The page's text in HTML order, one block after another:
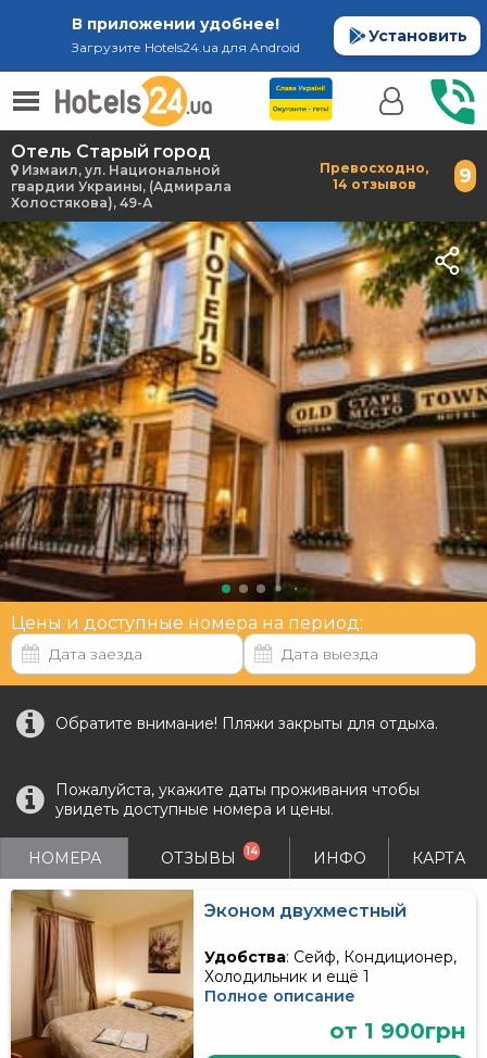
В приложении удобнее!
Загрузите Hotels24.ua для Android
Установить
Отель Старый город
Измаил, ул. Национальной
гвардии Украины, (Адмирала
Холостякова), 49-А
Превосходно, 9
14 отзывов
Цены и доступные номера на период:
Обратите внимание! Пляжи закрыты для отдыха.
Пожалуйста, укажите даты проживания чтобы
увидеть доступные номера и цены.
НОМЕРА ОТЗЫВЫ 14 ИНФО КАРТА
Эконом двухместный
Удобства: Сейф, Кондиционер,
Холодильник и ещё 1
Полное описание
от 1 900грн